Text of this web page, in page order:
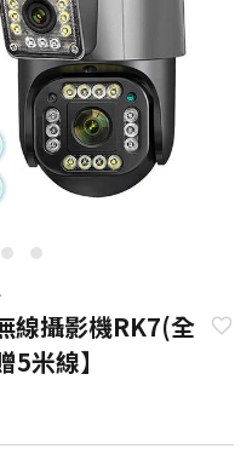
線攝影機RK7(全
米線】